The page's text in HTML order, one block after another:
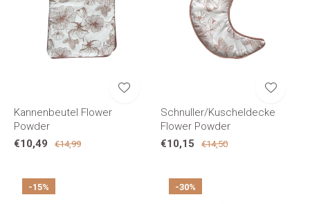
Kannenbeutel Flower
Powder
€10,49
€14,99
Schnuller/Kuscheldecke
Flower Powder
€10,15
€14,50
-15% -30%